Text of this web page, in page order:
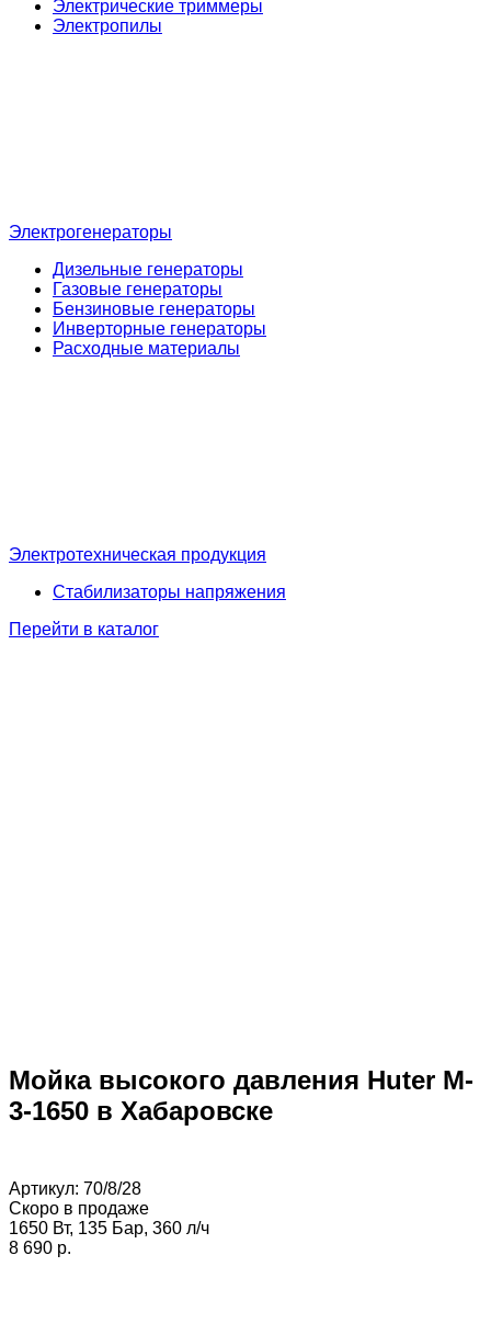
Электрические триммеры
Электропилы
Электрогенераторы
Дизельные генераторы
Газовые генераторы
Бензиновые генераторы
Инверторные генераторы
Расходные материалы
Электротехническая продукция
Стабилизаторы напряжения
Перейти в каталог
Мойка высокого давления Huter M-
3-1650 в Хабаровске
Артикул: 70/8/28
Скоро в продаже
1650 Вт, 135 Бар, 360 л/ч
8 690 p.